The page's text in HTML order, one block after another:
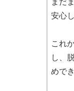
まだ
安心
これ
し、
めで